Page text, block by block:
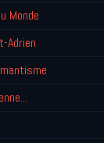
Monde
Adrien